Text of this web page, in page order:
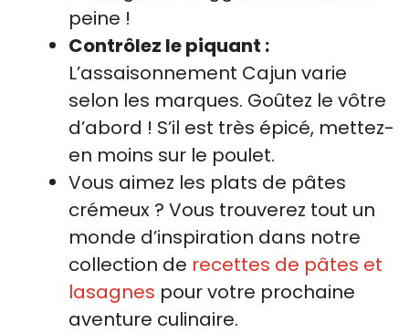
peine !
Contrôlez le piquant :
L’assaisonnement Cajun varie
selon les marques. Goûtez le vôtre
d’abord ! S’il est très épicé, mettez-
en moins sur le poulet.
Vous aimez les plats de pâtes
crémeux ? Vous trouverez tout un
monde d’inspiration dans notre
collection de recettes de pâtes et
lasagnes pour votre prochaine
aventure culinaire.